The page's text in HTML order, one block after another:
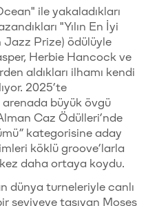
ile yakaladıkları
"Yılın En İyi
Jazz Prize) ödülüyle
Herbie Hancock ve
aldıkları ilhamı kendi
2025’te
arenada büyük övgü
Caz Ödülleri’nde
kategorisine aday
köklü groove’larla
kez daha ortaya koydu.
dünya turneleriyle canlı
seviyeye taşıyan Moses